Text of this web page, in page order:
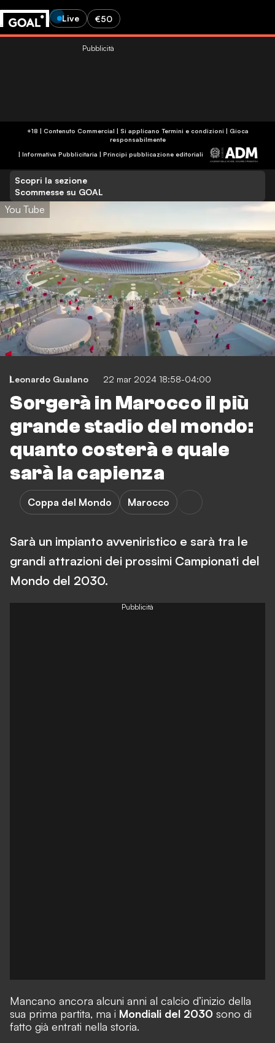
Live €50
Pubblicità
+18 | Contenuto Commercial | Si applicano Termini e condizioni | Gioca
responsabilmente
| Informativa Pubblicitaria | Principi pubblicazione editoriali
Scopri la sezione
Scommesse su GOAL
You Tube
Leonardo Gualano 22 mar 2024 18:58-04:00
Sorgerà in Marocco il più
grande stadio del mondo:
quanto costerà e quale
sarà la capienza
Coppa del Mondo Marocco
Sarà un impianto avveniristico e sarà tra le
grandi attrazioni dei prossimi Campionati del
Mondo del 2030.
Pubblicità
Mancano ancora alcuni anni al calcio d’inizio della
sua prima partita, ma i Mondiali del 2030 sono di
fatto già entrati nella storia.